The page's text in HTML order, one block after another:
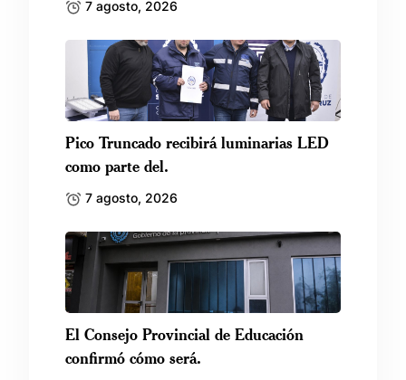
7 agosto, 2026
Pico Truncado recibirá luminarias LED
como parte del.
7 agosto, 2026
El Consejo Provincial de Educación
confirmó cómo será.